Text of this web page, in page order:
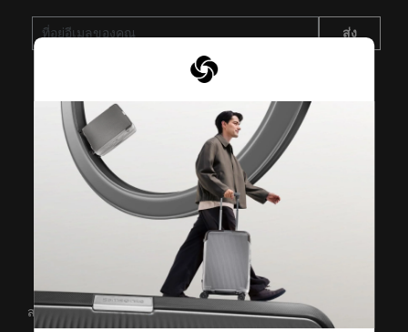
ส่ง
VISIT OUR OTHER BRANDS
สนับสนุน/คำถามที่พบบ่อย